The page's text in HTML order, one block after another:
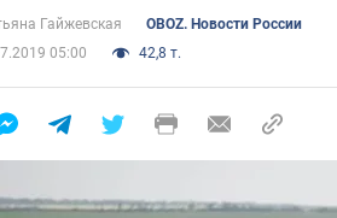
Гайжевская
OBOZ. Новости России
05:00
42,8 т.